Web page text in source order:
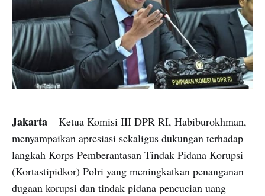
Jakarta – Ketua Komisi III DPR RI, Habiburokhman,
menyampaikan apresiasi sekaligus dukungan terhadap
langkah Korps Pemberantasan Tindak Pidana Korupsi
(Kortastipidkor) Polri yang meningkatkan penanganan
dugaan korupsi dan tindak pidana pencucian uang